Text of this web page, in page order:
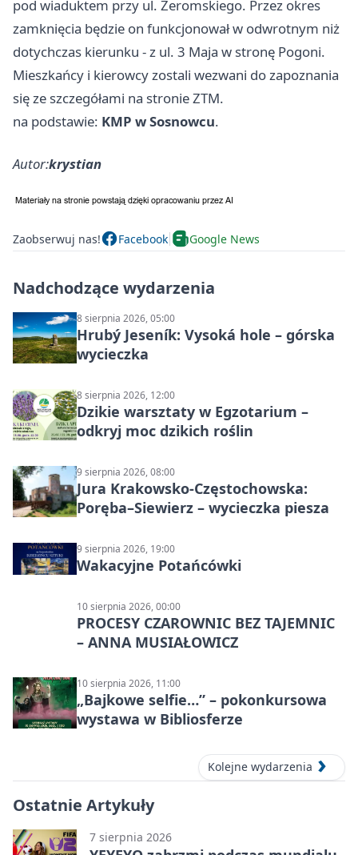
pod wiaduktem przy ul. Żeromskiego. Przez okres
zamknięcia będzie on funkcjonował w odwrotnym niż
dotychczas kierunku - z ul. 3 Maja w stronę Pogoni.
Mieszkańcy i kierowcy zostali wezwani do zapoznania
się ze szczegółami na stronie ZTM.
na podstawie: KMP w Sosnowcu.
Autor:krystian
Zaobserwuj nas! Facebook Google News
Nadchodzące wydarzenia
8 sierpnia 2026, 05:00
Hrubý Jeseník: Vysoká hole – górska
wycieczka
8 sierpnia 2026, 12:00
Dzikie warsztaty w Egzotarium –
odkryj moc dzikich roślin
9 sierpnia 2026, 08:00
Jura Krakowsko-Częstochowska:
Poręba–Siewierz – wycieczka piesza
9 sierpnia 2026, 19:00
Wakacyjne Potańcówki
10 sierpnia 2026, 00:00
PROCESY CZAROWNIC BEZ TAJEMNIC
– ANNA MUSIAŁOWICZ
10 sierpnia 2026, 11:00
„Bajkowe selfie…” – pokonkursowa
wystawa w Bibliosferze
Kolejne wydarzenia
Ostatnie Artykuły
7 sierpnia 2026